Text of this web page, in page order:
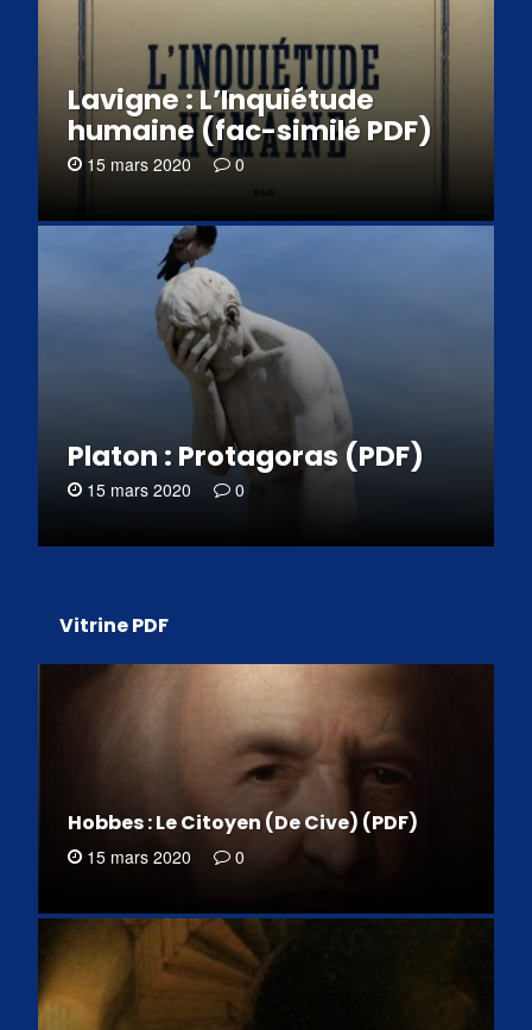
Lavigne : L’Inquiétude
humaine (fac-similé PDF)
15 mars 2020 0
Platon : Protagoras (PDF)
15 mars 2020 0
Vitrine PDF
Hobbes : Le Citoyen (De Cive) (PDF)
15 mars 2020 0